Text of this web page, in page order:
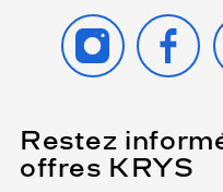
INSTAGRAM
Restez
offres KRYS
Name
(Ce
champ
est